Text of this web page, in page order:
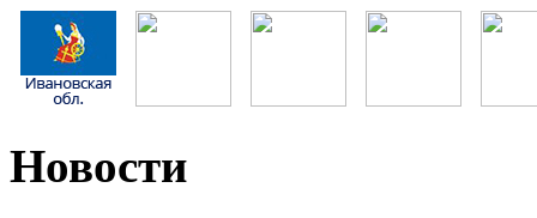
Новости